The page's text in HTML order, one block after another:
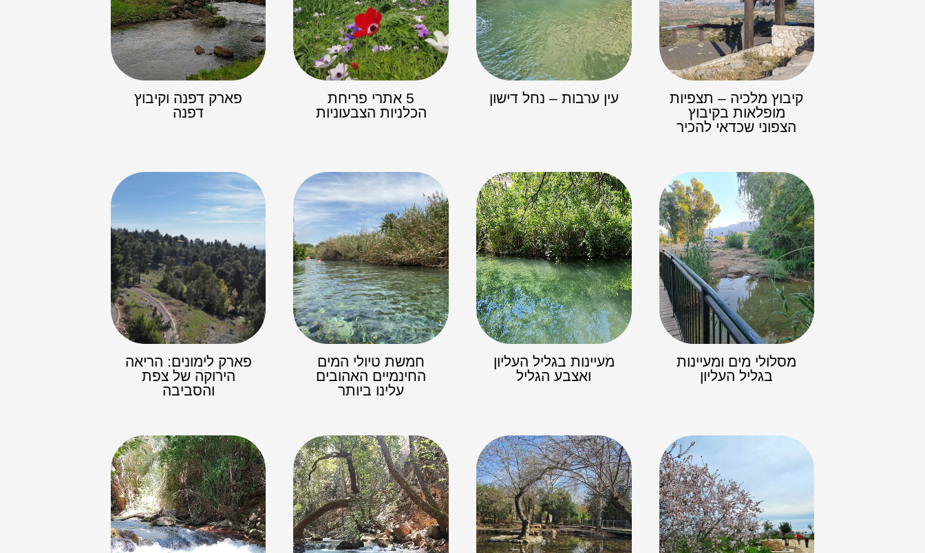
קיבוץ מלכיה – תצפיות
מופלאות בקיבוץ
הצפוני שכדאי להכיר
עין ערבות – נחל דישון
5 אתרי פריחת
הכלניות הצבעוניות
פארק דפנה וקיבוץ
דפנה
מסלולי מים ומעיינות
בגליל העליון
מעיינות בגליל העליון
ואצבע הגליל
חמשת טיולי המים
החינמיים האהובים
עלינו ביותר
פארק לימונים: הריאה
הירוקה של צפת
והסביבה